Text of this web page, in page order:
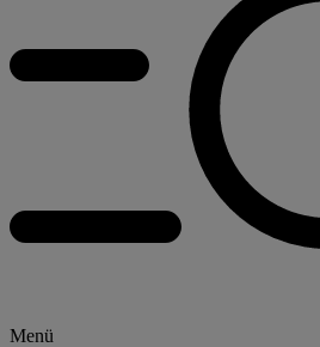
Menü